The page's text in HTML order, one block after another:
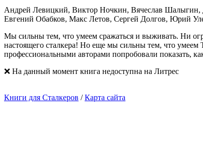
Андрей Левицкий, Виктор Ночкин, Вячеслав Шалыгин,
Евгений Обабков, Макс Летов, Сергей Долгов, Юрий
Мы сильны тем, что умеем сражаться и выживать. Ни
настоящего сталкера! Но еще мы сильны тем, что
профессиональными авторами попробовали показать,
❌ На данный момент книга недоступна на Литрес
Книги для Сталкеров /Карта сайта